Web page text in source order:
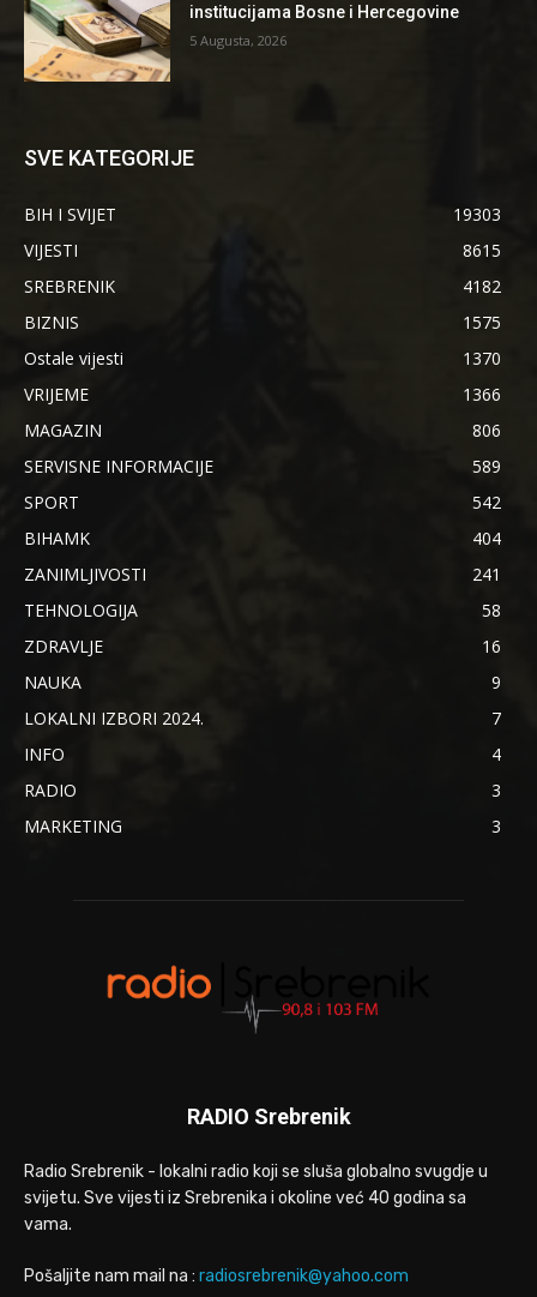
institucijama Bosne i Hercegovine
5 Augusta, 2026
SVE KATEGORIJE
BIH I SVIJET
19303
VIJESTI
8615
SREBRENIK
4182
BIZNIS
1575
Ostale vijesti
1370
VRIJEME
1366
MAGAZIN
806
SERVISNE INFORMACIJE
589
SPORT
542
BIHAMK
404
ZANIMLJIVOSTI
241
TEHNOLOGIJA
58
ZDRAVLJE
16
NAUKA
9
LOKALNI IZBORI 2024.
7
INFO
4
RADIO
3
MARKETING
3
RADIO Srebrenik
Radio Srebrenik - lokalni radio koji se sluša globalno svugdje u
svijetu. Sve vijesti iz Srebrenika i okoline već 40 godina sa
vama.
Pošaljite nam mail na : radiosrebrenik@yahoo.com